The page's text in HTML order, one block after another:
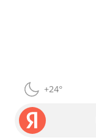
+24°